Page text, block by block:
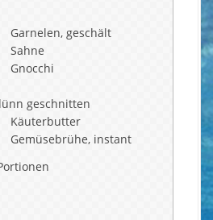
Garnelen, geschält
Sahne
Gnocchi
geschnitten
Käuterbutter
Gemüsebrühe, instant